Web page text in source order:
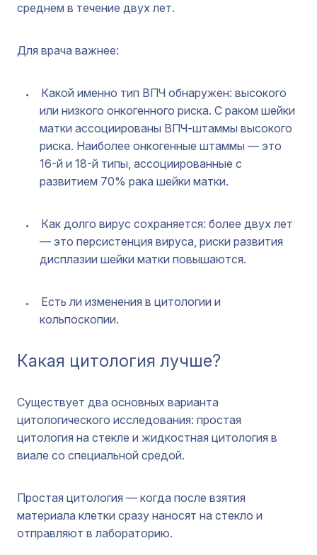
среднем в течение двух лет.
Для врача важнее:
Какой именно тип ВПЧ обнаружен: высокого
или низкого онкогенного риска. С раком шейки
матки ассоциированы ВПЧ-штаммы высокого
риска. Наиболее онкогенные штаммы — это
16-й и 18-й типы, ассоциированные с
развитием 70% рака шейки матки.
Как долго вирус сохраняется: более двух лет
— это персистенция вируса, риски развития
дисплазии шейки матки повышаются.
Есть ли изменения в цитологии и
кольпоскопии.
Какая цитология лучше?
Существует два основных варианта
цитологического исследования: простая
цитология на стекле и жидкостная цитология в
виале со специальной средой.
Простая цитология — когда после взятия
материала клетки сразу наносят на стекло и
отправляют в лабораторию.